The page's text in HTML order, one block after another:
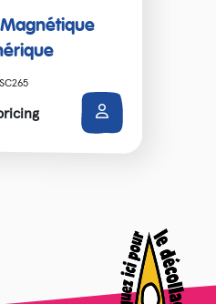
SC265